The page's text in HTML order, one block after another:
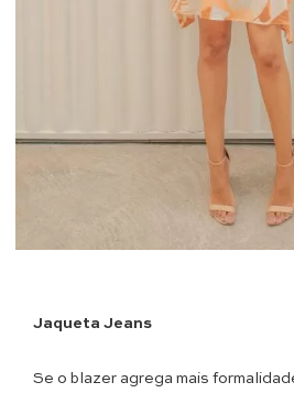
Jaqueta Jeans
Se o blazer agrega mais